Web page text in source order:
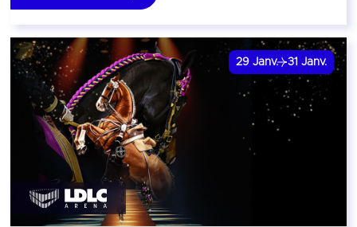
29 Janv. 31 Janv.